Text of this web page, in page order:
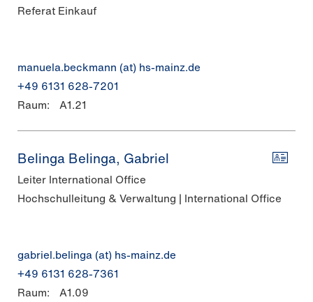
Referat Einkauf
manuela.beckmann (at) hs-mainz.de
+49 6131 628-7201
Raum:
A1.21
Belinga Belinga, Gabriel
Leiter International Office
Hochschulleitung & Verwaltung | International Office
gabriel.belinga (at) hs-mainz.de
+49 6131 628-7361
Raum:
A1.09